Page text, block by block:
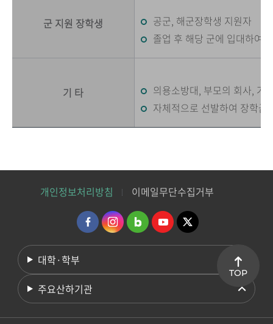
군 지원 장학생
공군, 해군장학생 지원자
졸업 후 해당 군에 입대하여
기 타
의용소방대, 부모의 회사, 거
자체적으로 선발하여 장학금
개인정보처리방침 이메일무단수집거부
대학·학부
주요산하기관
TOP